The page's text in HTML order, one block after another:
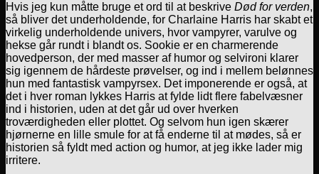
Hvis jeg kun måtte bruge et ord til at beskrive Død for verden,
så bliver det underholdende, for Charlaine Harris har skabt et
virkelig underholdende univers, hvor vampyrer, varulve og
hekse går rundt i blandt os. Sookie er en charmerende
hovedperson, der med masser af humor og selvironi klarer
sig igennem de hårdeste prøvelser, og ind i mellem belønnes
hun med fantastisk vampyrsex. Det imponerende er også, at
det i hver roman lykkes Harris at fylde lidt flere fabelvæsner
ind i historien, uden at det går ud over hverken
troværdigheden eller plottet. Og selvom hun igen skærer
hjørnerne en lille smule for at få enderne til at mødes, så er
historien så fyldt med action og humor, at jeg ikke lader mig
irritere.